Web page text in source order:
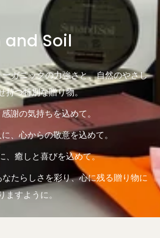
and Soil
ガニックの力強さと、自然のやさし
持つ特別な贈り物。
謝の気持ちを込めて。
、心からの敬意を込めて。
、癒しと喜びを込めて。
たらしさを彩り、心に残る贈り物に
ますように。